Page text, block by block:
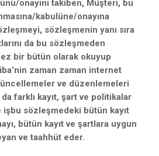
onayını takiben, Müşteri, bu
kabulüne/onayına
sözleşmenin yanı sıra
da bu sözleşmeden
bir bütün olarak okuyup
zaman zaman internet
ve düzenlemeleri
farklı kayıt, şart ve politikalar
sözleşmedeki bütün kayıt
bütün kayıt ve şartlara uygun
ve taahhüt eder.